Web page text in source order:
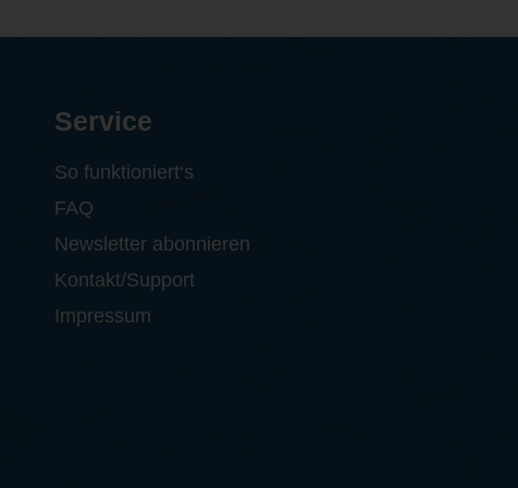
Service
So funktioniert‘s
FAQ
Newsletter abonnieren
Kontakt/Support
Impressum